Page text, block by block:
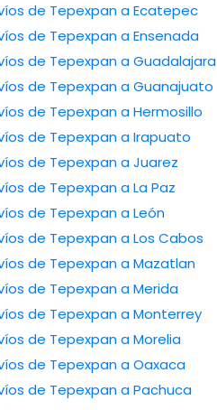
de Tepexpan a Ecatepec
de Tepexpan a Ensenada
de Tepexpan a Guadalajara
de Tepexpan a Guanajuato
de Tepexpan a Hermosillo
de Tepexpan a Irapuato
de Tepexpan a Juarez
de Tepexpan a La Paz
de Tepexpan a León
de Tepexpan a Los Cabos
de Tepexpan a Mazatlan
de Tepexpan a Merida
de Tepexpan a Monterrey
de Tepexpan a Morelia
de Tepexpan a Oaxaca
de Tepexpan a Pachuca